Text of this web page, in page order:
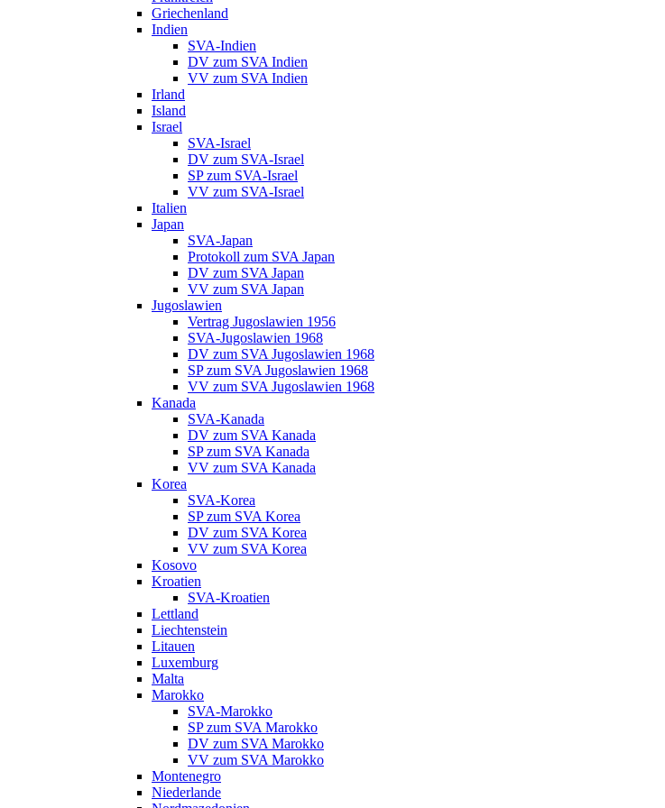
Griechenland
Indien
SVA-Indien
DV zum SVA Indien
VV zum SVA Indien
Irland
Island
Israel
SVA-Israel
DV zum SVA-Israel
SP zum SVA-Israel
VV zum SVA-Israel
Italien
Japan
SVA-Japan
Protokoll zum SVA Japan
DV zum SVA Japan
VV zum SVA Japan
Jugoslawien
Vertrag Jugoslawien 1956
SVA-Jugoslawien 1968
DV zum SVA Jugoslawien 1968
SP zum SVA Jugoslawien 1968
VV zum SVA Jugoslawien 1968
Kanada
SVA-Kanada
DV zum SVA Kanada
SP zum SVA Kanada
VV zum SVA Kanada
Korea
SVA-Korea
SP zum SVA Korea
DV zum SVA Korea
VV zum SVA Korea
Kosovo
Kroatien
SVA-Kroatien
Lettland
Liechtenstein
Litauen
Luxemburg
Malta
Marokko
SVA-Marokko
SP zum SVA Marokko
DV zum SVA Marokko
VV zum SVA Marokko
Montenegro
Niederlande